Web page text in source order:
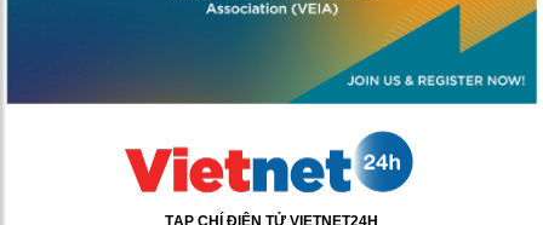
TẠP CHÍ ĐIỆN TỬ VIETNET24H